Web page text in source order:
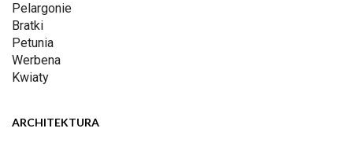
Pelargonie
Bratki
Petunia
Werbena
Kwiaty
ARCHITEKTURA